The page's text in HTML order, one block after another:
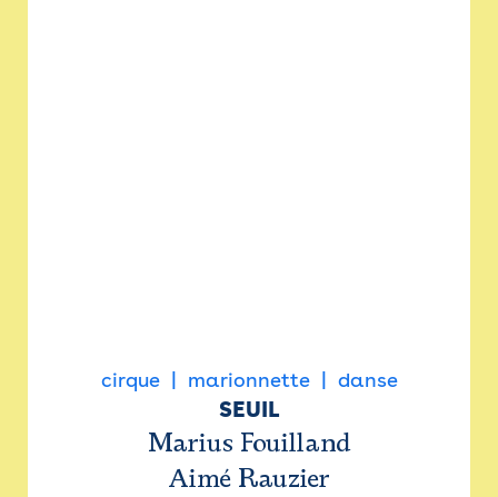
cirque marionnette danse
SEUIL
Marius Fouilland
Aimé Rauzier